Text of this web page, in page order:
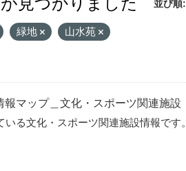
並び順
緑地
山水苑
マップ＿文化・スポーツ関連施設
る文化・スポーツ関連施設情報です。